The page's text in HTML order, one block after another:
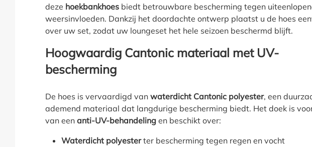
deze hoekbankhoes biedt betrouwbare bescherming tegen
weersinvloeden. Dankzij het doordachte ontwerp plaatst u de hoes
over uw set, zodat uw loungeset het hele seizoen beschermd blijft.
Hoogwaardig Cantonic materiaal met UV-
bescherming
De hoes is vervaardigd van waterdicht Cantonic polyester, een
ademend materiaal dat langdurige bescherming biedt. Het doek is
van een anti-UV-behandeling en beschikt over:
Waterdicht polyesterter bescherming tegen regen en vocht